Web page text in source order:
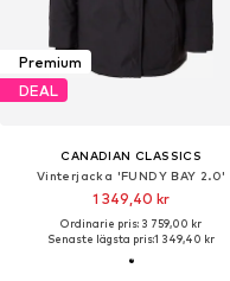
Premium
DEAL
CANADIAN CLASSICS
Vinterjacka 'FUNDY BAY 2.0'
1 349,40 kr
Ordinarie pris: 3 759,00 kr
Senaste lägsta pris:1 349,40 kr